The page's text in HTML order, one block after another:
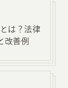
は？法律
改善例